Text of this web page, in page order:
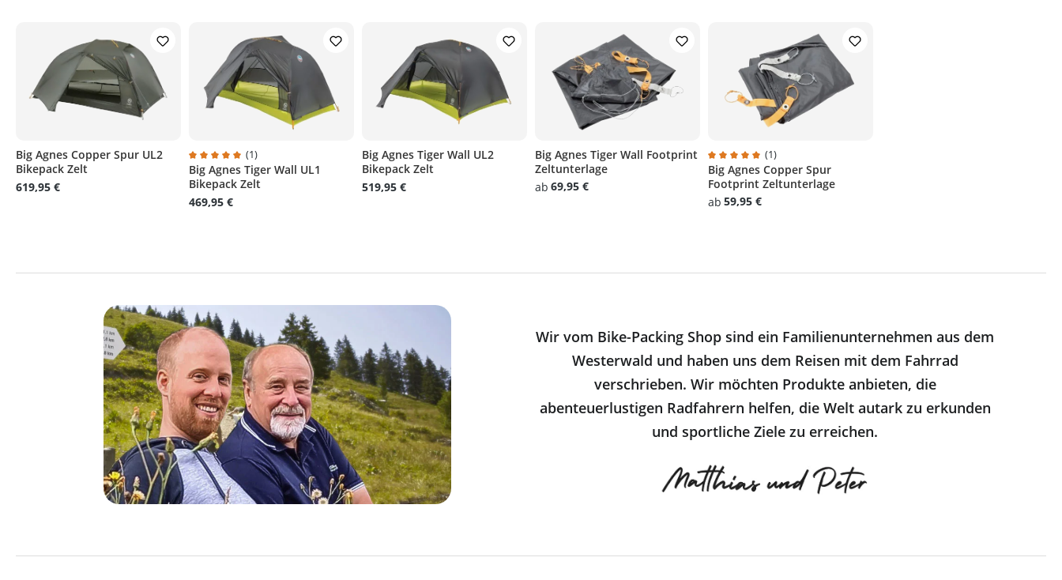
Big Agnes Copper Spur UL2
Bikepack Zelt
619,95 €
Durchschnittliche Bewertung von 5 von 5 Sternen
(1)
Big Agnes Tiger Wall UL1
Bikepack Zelt
469,95 €
Big Agnes Tiger Wall UL2
Bikepack Zelt
519,95 €
Big Agnes Tiger Wall Footprint
Zeltunterlage
ab 69,95 €
Durchschnittliche Bewertung von 5 von 5 Sternen
(1)
Big Agnes Copper Spur
Footprint Zeltunterlage
ab 59,95 €
Wir vom Bike-Packing Shop sind ein Familienunternehmen aus dem
Westerwald und haben uns dem Reisen mit dem Fahrrad
verschrieben. Wir möchten Produkte anbieten, die
abenteuerlustigen Radfahrern helfen, die Welt autark zu erkunden
und sportliche Ziele zu erreichen.